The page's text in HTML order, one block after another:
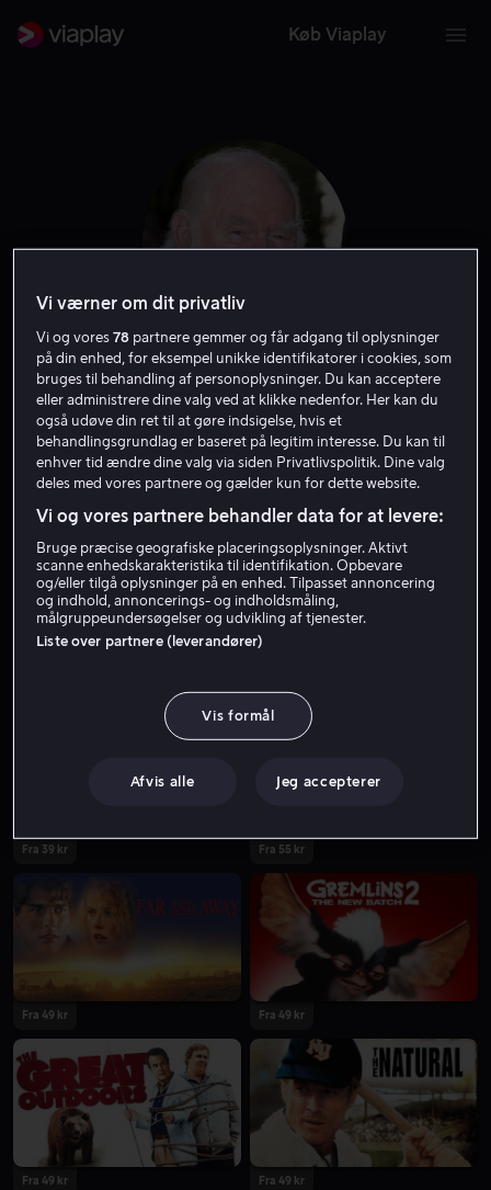
Køb Viaplay
Robert Prosky
Skuespiller Gæst
Fra 39 kr Fra 55 kr
Fra 49 kr Fra 49 kr
Fra 49 kr Fra 49 kr
Vi værner om dit privatliv
Vi og vores78 partnere gemmer og får adgang til oplysninger
på din enhed, for eksempel unikke identifikatorer i cookies, som
bruges til behandling af personoplysninger. Du kan acceptere
eller administrere dine valg ved at klikke nedenfor. Her kan du
også udøve din ret til at gøre indsigelse, hvis et
behandlingsgrundlag er baseret på legitim interesse. Du kan til
enhver tid ændre dine valg via siden Privatlivspolitik. Dine valg
deles med vores partnere og gælder kun for dette website.
Vi og vores partnere behandler data for at levere:
Bruge præcise geografiske placeringsoplysninger. Aktivt
scanne enhedskarakteristika til identifikation. Opbevare
og/eller tilgå oplysninger på en enhed. Tilpasset annoncering
og indhold, annoncerings- og indholdsmåling,
målgruppeundersøgelser og udvikling af tjenester.
Liste over partnere (leverandører)
Vis formål
Afvis alle Jeg accepterer